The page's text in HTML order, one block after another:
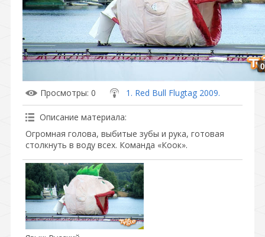
Просмотры: 0 1. Red Bull Flugtag 2009.
Описание материала:
Огромная голова, выбитые зубы и рука, готовая
столкнуть в воду всех. Команда «Коок».